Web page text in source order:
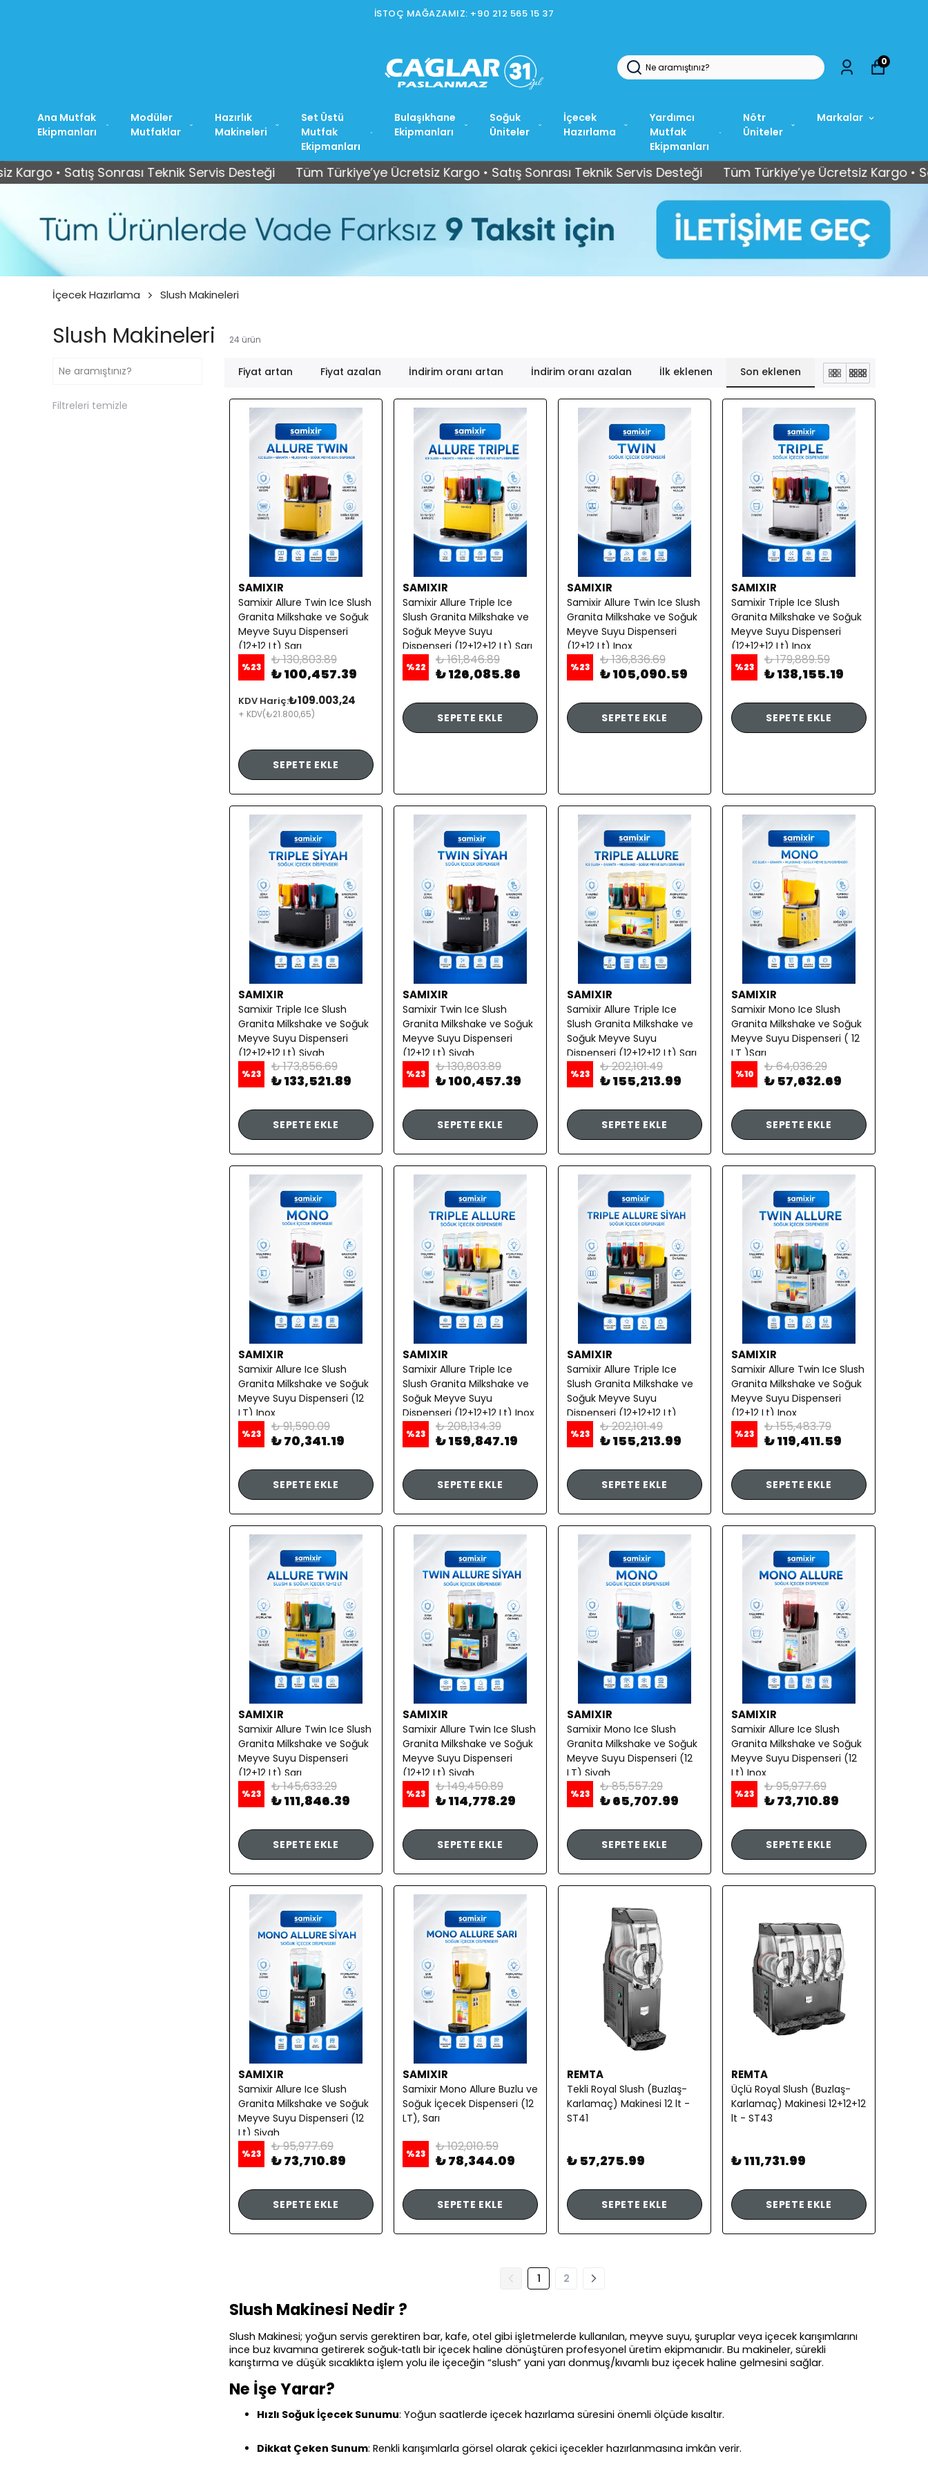
İSTOÇ MAĞAZAMIZ: +90 212 565 15 37
Ana Mutfak
Ekipmanları
Modüler
Mutfaklar
Hazırlık
Makineleri
Set Üstü
Mutfak
Ekipmanları
Bulaşıkhane
Ekipmanları
Soğuk
Üniteler
İçecek
Hazırlama
Yardımcı
Mutfak
Ekipmanları
Nötr
Üniteler
Markalar
0
Sonrası Teknik Servis Desteği Tüm Türkiye’ye Ücretsiz Kargo • Satış Sonrası Teknik Servis Desteği Tüm Türkiye’ye Ücretsiz Kargo • Satış
İçecek Hazırlama Slush Makineleri
Slush Makineleri 24 ürün
Fiyat artan Fiyat azalan İndirim oranı artan İndirim oranı azalan İlk eklenen Son eklenen
Filtreleri temizle
SAMIXIR
Samixir Allure Twin Ice Slush
Granita Milkshake ve Soğuk
Meyve Suyu Dispenseri
(12+12 Lt) Sarı
%23 ₺ 130,803.89
₺ 100,457.39
KDV Hariç:₺109.003,24
+ KDV(₺21.800,65)
SEPETE EKLE
SAMIXIR
Samixir Allure Triple Ice
Slush Granita Milkshake ve
Soğuk Meyve Suyu
Dispenseri (12+12+12 Lt) Sarı
%22 ₺ 161,846.89
₺ 126,085.86
SEPETE EKLE
SAMIXIR
Samixir Allure Twin Ice Slush
Granita Milkshake ve Soğuk
Meyve Suyu Dispenseri
(12+12 Lt) Inox
%23 ₺ 136,836.69
₺ 105,090.59
SEPETE EKLE
SAMIXIR
Samixir Triple Ice Slush
Granita Milkshake ve Soğuk
Meyve Suyu Dispenseri
(12+12+12 Lt) Inox
%23 ₺ 179,889.59
₺ 138,155.19
SEPETE EKLE
SAMIXIR
Samixir Triple Ice Slush
Granita Milkshake ve Soğuk
Meyve Suyu Dispenseri
(12+12+12 Lt) Siyah
%23 ₺ 173,856.69
₺ 133,521.89
SEPETE EKLE
SAMIXIR
Samixir Twin Ice Slush
Granita Milkshake ve Soğuk
Meyve Suyu Dispenseri
(12+12 Lt) Siyah
%23 ₺ 130,803.89
₺ 100,457.39
SEPETE EKLE
SAMIXIR
Samixir Allure Triple Ice
Slush Granita Milkshake ve
Soğuk Meyve Suyu
Dispenseri (12+12+12 Lt) Sarı
%23 ₺ 202,101.49
₺ 155,213.99
SEPETE EKLE
SAMIXIR
Samixir Mono Ice Slush
Granita Milkshake ve Soğuk
Meyve Suyu Dispenseri ( 12
LT )Sarı
%10 ₺ 64,036.29
₺ 57,632.69
SEPETE EKLE
SAMIXIR
Samixir Allure Ice Slush
Granita Milkshake ve Soğuk
Meyve Suyu Dispenseri (12
LT) Inox
%23 ₺ 91,590.09
₺ 70,341.19
SEPETE EKLE
SAMIXIR
Samixir Allure Triple Ice
Slush Granita Milkshake ve
Soğuk Meyve Suyu
Dispenseri (12+12+12 Lt) Inox
%23 ₺ 208,134.39
₺ 159,847.19
SEPETE EKLE
SAMIXIR
Samixir Allure Triple Ice
Slush Granita Milkshake ve
Soğuk Meyve Suyu
Dispenseri (12+12+12 Lt)
Siyah
%23 ₺ 202,101.49
₺ 155,213.99
SEPETE EKLE
SAMIXIR
Samixir Allure Twin Ice Slush
Granita Milkshake ve Soğuk
Meyve Suyu Dispenseri
(12+12 Lt) Inox
%23 ₺ 155,483.79
₺ 119,411.59
SEPETE EKLE
SAMIXIR
Samixir Allure Twin Ice Slush
Granita Milkshake ve Soğuk
Meyve Suyu Dispenseri
(12+12 Lt) Sarı
%23 ₺ 145,633.29
₺ 111,846.39
SEPETE EKLE
SAMIXIR
Samixir Allure Twin Ice Slush
Granita Milkshake ve Soğuk
Meyve Suyu Dispenseri
(12+12 Lt) Siyah
%23 ₺ 149,450.89
₺ 114,778.29
SEPETE EKLE
SAMIXIR
Samixir Mono Ice Slush
Granita Milkshake ve Soğuk
Meyve Suyu Dispenseri (12
LT) Siyah
%23 ₺ 85,557.29
₺ 65,707.99
SEPETE EKLE
SAMIXIR
Samixir Allure Ice Slush
Granita Milkshake ve Soğuk
Meyve Suyu Dispenseri (12
Lt) Inox
%23 ₺ 95,977.69
₺ 73,710.89
SEPETE EKLE
SAMIXIR
Samixir Allure Ice Slush
Granita Milkshake ve Soğuk
Meyve Suyu Dispenseri (12
Lt) Siyah
%23 ₺ 95,977.69
₺ 73,710.89
SEPETE EKLE
SAMIXIR
Samixir Mono Allure Buzlu ve
Soğuk İçecek Dispenseri (12
LT), Sarı
%23 ₺ 102,010.59
₺ 78,344.09
SEPETE EKLE
REMTA
Tekli Royal Slush (Buzlaş-
Karlamaç) Makinesi 12 lt -
ST41
₺ 57,275.99
SEPETE EKLE
REMTA
Üçlü Royal Slush (Buzlaş-
Karlamaç) Makinesi 12+12+12
lt - ST43
₺ 111,731.99
SEPETE EKLE
1 2
Slush Makinesi Nedir ?
Slush Makinesi; yoğun servis gerektiren bar, kafe, otel gibi işletmelerde kullanılan, meyve suyu, şuruplar veya içecek karışımlarını
ince buz kıvamına getirerek soğuk‑tatlı bir içecek haline dönüştüren profesyonel üretim ekipmanıdır. Bu makineler, sürekli
karıştırma ve düşük sıcaklıkta işlem yolu ile içeceğin “slush” yani yarı donmuş/kıvamlı buz içecek haline gelmesini sağlar.
Ne İşe Yarar?
Hızlı Soğuk İçecek Sunumu: Yoğun saatlerde içecek hazırlama süresini önemli ölçüde kısaltır.
Dikkat Çeken Sunum: Renkli karışımlarla görsel olarak çekici içecekler hazırlanmasına imkân verir.